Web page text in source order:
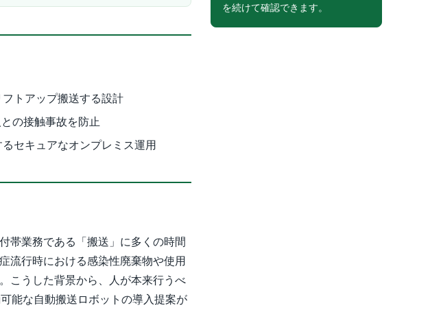
トアップ搬送する設計
の接触事故を防止
セキュアなオンプレミス運用
帯業務である「搬送」に多くの時間
流行時における感染性廃棄物や使用
こうした背景から、人が本来行うべ
能な自動搬送ロボットの導入提案が
を続けて確認できます。